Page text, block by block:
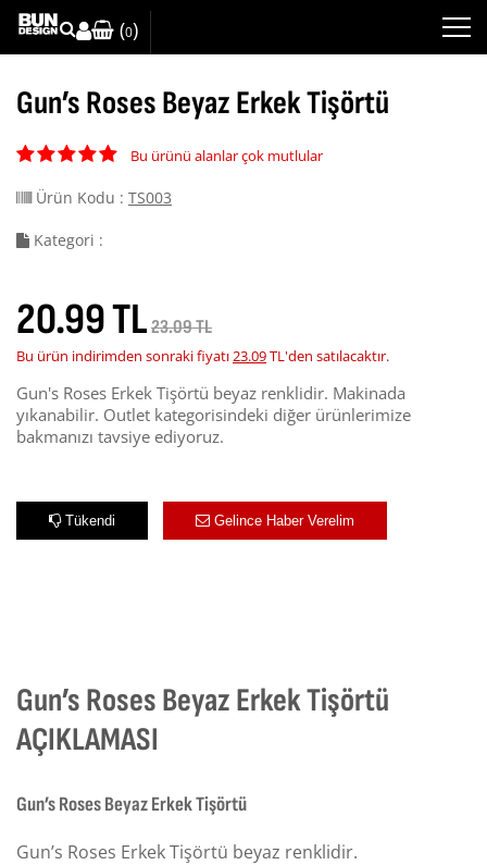
(0)
Gun’s Roses Beyaz Erkek Tişörtü
Bu ürünü alanlar çok mutlular
Ürün Kodu : TS003
Kategori :
20.99 TL23.09 TL
Bu ürün indirimden sonraki fiyatı23.09TL'den satılacaktır.
Gun's Roses Erkek Tişörtü beyaz renklidir. Makinada
yıkanabilir. Outlet kategorisindeki diğer ürünlerimize
bakmanızı tavsiye ediyoruz.
Tükendi Gelince Haber Verelim
Gun’s Roses Beyaz Erkek Tişörtü
AÇIKLAMASI
Gun’s Roses Beyaz Erkek Tişörtü
Gun’s Roses Erkek Tişörtü beyaz renklidir.